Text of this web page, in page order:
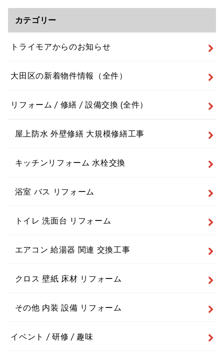
カテゴリー
トライモアからのお知らせ
大田区の新着物件情報（全件）
リフォーム / 修繕 / 設備交換 (全件）
屋上防水 外壁修繕 大規模修繕工事
キッチンリフォーム 水栓交換
浴室 バス リフォーム
トイレ 洗面台 リフォーム
エアコン 給湯器 関連 交換工事
クロス 壁紙 床材 リフォーム
その他 内装 設備 リフォーム
イベント / 研修 / 趣味